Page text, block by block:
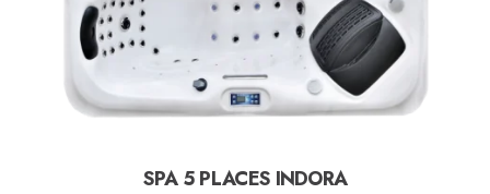
SPA 5 PLACES INDORA